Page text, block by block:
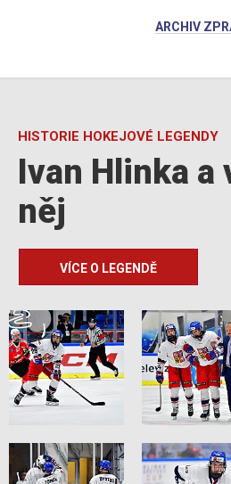
ARCHIV
HISTORIE HOKEJOVÉ LEGENDY
Ivan Hlinka a
něj
VÍCE O LEGENDĚ